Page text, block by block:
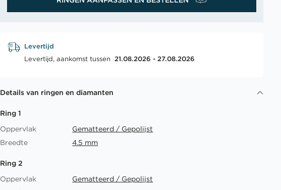
Levertijd
Levertijd, aankomst tussen 21.08.2026 - 27.08.2026
Details van ringen en diamanten
Ring 1
Oppervlak
Gematteerd / Gepolijst
Breedte
4.5 mm
Ring 2
Oppervlak
Gematteerd / Gepolijst